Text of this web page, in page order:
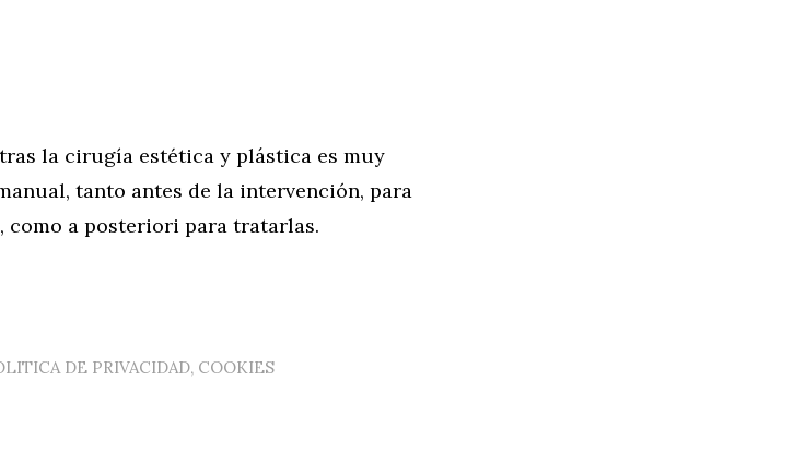
la cirugía estética y plástica es muy
tanto antes de la intervención, para
a posteriori para tratarlas.
DE PRIVACIDAD, COOKIES